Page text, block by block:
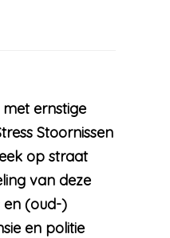
ernstige
Stoornissen
op straat
van deze
en (oud-)
en politie